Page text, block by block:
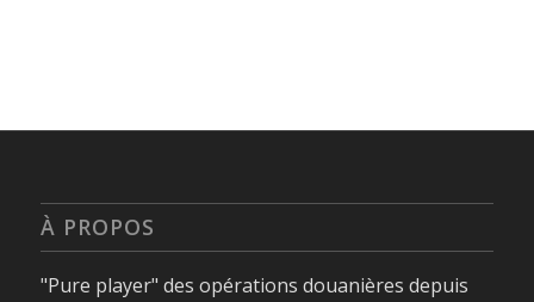
À PROPOS
"Pure player" des opérations douanières depuis